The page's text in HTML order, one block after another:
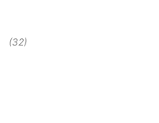
(32)